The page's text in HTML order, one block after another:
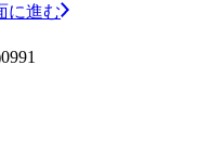
に進む